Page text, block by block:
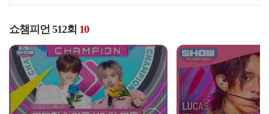
쇼챔피언 512회 10